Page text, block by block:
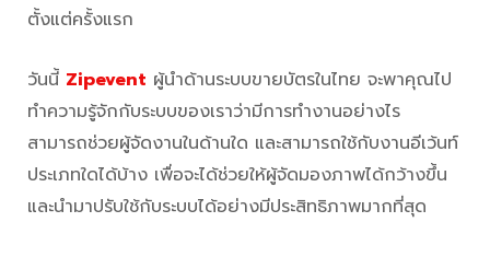
ตั้งแต่ครั้งแรก
วันนี้ Zipevent ผู้นำด้านระบบขายบัตรในไทย จะพาคุณไป
ทำความรู้จักกับระบบของเราว่ามีการทำงานอย่างไร
สามารถช่วยผู้จัดงานในด้านใด และสามารถใช้กับงานอีเว้นท์
ประเภทใดได้บ้าง เพื่อจะได้ช่วยให้ผู้จัดมองภาพได้กว้างขึ้น
และนำมาปรับใช้กับระบบได้อย่างมีประสิทธิภาพมากที่สุด